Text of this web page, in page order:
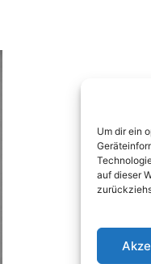
Um dir ein
auf dieser